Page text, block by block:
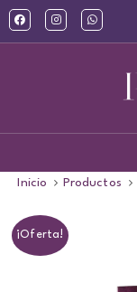
Inicio Productos
¡Oferta!